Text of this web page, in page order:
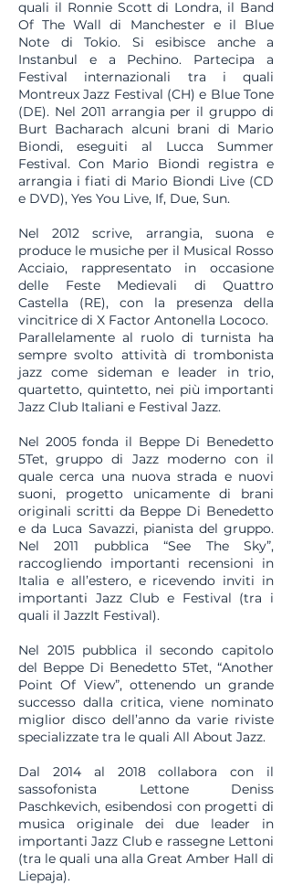
quali il Ronnie Scott di Londra, il Band
Of The Wall di Manchester e il Blue
Note di Tokio. Si esibisce anche a
Instanbul e a Pechino. Partecipa a
Festival internazionali tra i quali
Montreux Jazz Festival (CH) e Blue Tone
(DE). Nel 2011 arrangia per il gruppo di
Burt Bacharach alcuni brani di Mario
Biondi, eseguiti al Lucca Summer
Festival. Con Mario Biondi registra e
arrangia i fiati di Mario Biondi Live (CD
e DVD), Yes You Live, If, Due, Sun.
Nel 2012 scrive, arrangia, suona e
produce le musiche per il Musical Rosso
Acciaio, rappresentato in occasione
delle Feste Medievali di Quattro
Castella (RE), con la presenza della
vincitrice di X Factor Antonella Lococo.
Parallelamente al ruolo di turnista ha
sempre svolto attività di trombonista
jazz come sideman e leader in trio,
quartetto, quintetto, nei più importanti
Jazz Club Italiani e Festival Jazz.
Nel 2005 fonda il Beppe Di Benedetto
5Tet, gruppo di Jazz moderno con il
quale cerca una nuova strada e nuovi
suoni, progetto unicamente di brani
originali scritti da Beppe Di Benedetto
e da Luca Savazzi, pianista del gruppo.
Nel 2011 pubblica “See The Sky”,
raccogliendo importanti recensioni in
Italia e all’estero, e ricevendo inviti in
importanti Jazz Club e Festival (tra i
quali il JazzIt Festival).
Nel 2015 pubblica il secondo capitolo
del Beppe Di Benedetto 5Tet, “Another
Point Of View”, ottenendo un grande
successo dalla critica, viene nominato
miglior disco dell’anno da varie riviste
specializzate tra le quali All About Jazz.
Dal 2014 al 2018 collabora con il
sassofonista Lettone Deniss
Paschkevich, esibendosi con progetti di
musica originale dei due leader in
importanti Jazz Club e rassegne Lettoni
(tra le quali una alla Great Amber Hall di
Liepaja).